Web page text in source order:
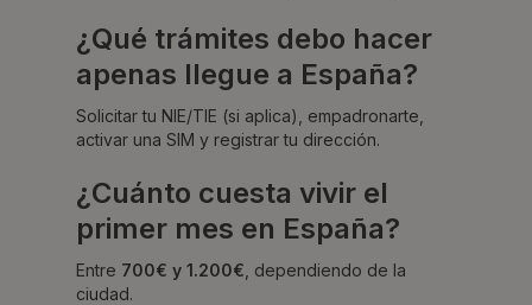
¿Qué trámites debo hacer
apenas llegue a España?
Solicitar tu NIE/TIE (si aplica), empadronarte,
activar una SIM y registrar tu dirección.
¿Cuánto cuesta vivir el
primer mes en España?
Entre 700€ y 1.200€ , dependiendo de la
ciudad.